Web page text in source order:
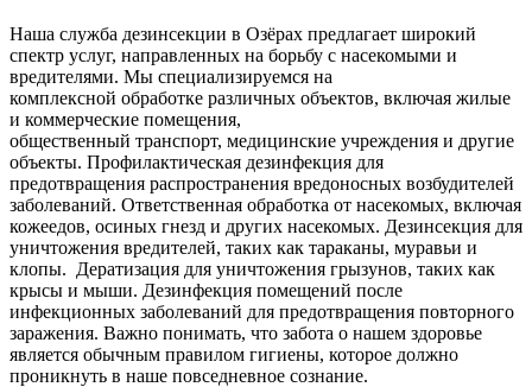
Наша служба дезинсекции в Озёрах предлагает широкий
спектр услуг, направленных на борьбу с насекомыми и
вредителями. Мы специализируемся на
комплексной обработке различных объектов, включая жилые
и коммерческие помещения,
общественный транспорт, медицинские учреждения и другие
объекты. Профилактическая дезинфекция для
предотвращения распространения вредоносных возбудителей
заболеваний. Ответственная обработка от насекомых, включая
кожеедов, осиных гнезд и других насекомых. Дезинсекция для
уничтожения вредителей, таких как тараканы, муравьи и
клопы. Дератизация для уничтожения грызунов, таких как
крысы и мыши. Дезинфекция помещений после
инфекционных заболеваний для предотвращения повторного
заражения. Важно понимать, что забота о нашем здоровье
является обычным правилом гигиены, которое должно
проникнуть в наше повседневное сознание.